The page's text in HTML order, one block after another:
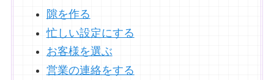
隙を作る
忙しい設定にする
お客様を選ぶ
営業の連絡をする